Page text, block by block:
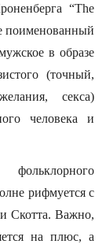
“The
поименованный
в образе
(точный,
секса)
человека и
рифмуется с
Скотта. Важно,
на плюс, а